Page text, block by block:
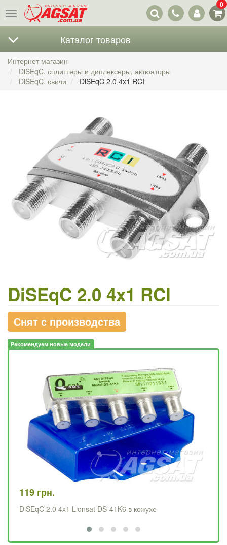
Меню
Наши
контакты
0
Каталог товаров
Интернет магазин
DiSEqC, сплиттеры и диплексеры, актюаторы
DiSEqC, свичи
DiSEqC 2.0 4x1 RCI
DiSEqC 2.0 4x1 RCI
Снят с производства
Рекомендуем новые модели
119 грн.
DiSEqC 2.0 4x1 Lionsat DS-41K6 в кожухе